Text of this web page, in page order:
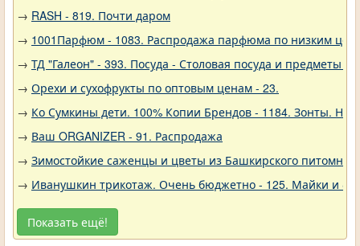
→ RASH - 819. Почти даром
→ 1001Парфюм - 1083. Распродажа парфюма по низким
→ ТД "Галеон" - 393. Посуда - Столовая посуда и предметы
→ Орехи и сухофрукты по оптовым ценам - 23.
→ Ко Сумкины дети. 100% Копии Брендов - 1184. Зонты.
→ Ваш ORGANIZER - 91. Распродажа
→ Зимостойкие саженцы и цветы из Башкирского
→ Иванушкин трикотаж. Очень бюджетно - 125. Майки и
Показать ещё!